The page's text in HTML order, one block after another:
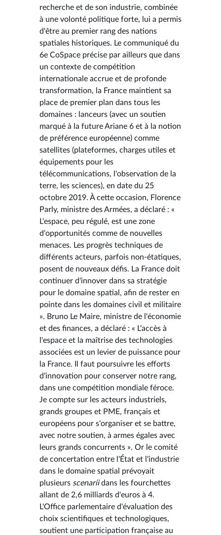
recherche et de son industrie, combinée
à une volonté politique forte, lui a permis
d'être au premier rang des nations
spatiales historiques. Le communiqué du
6e CoSpace précise par ailleurs que dans
un contexte de compétition
internationale accrue et de profonde
transformation, la France maintient sa
place de premier plan dans tous les
domaines : lanceurs (avec un soutien
marqué à la future Ariane 6 et à la notion
de préférence européenne) comme
satellites (plateformes, charges utiles et
équipements pour les
télécommunications, l'observation de la
terre, les sciences), en date du 25
octobre 2019. À cette occasion, Florence
Parly, ministre des Armées, a déclaré : «
L'espace, peu régulé, est une zone
d'opportunités comme de nouvelles
menaces. Les progrès techniques de
différents acteurs, parfois non-étatiques,
posent de nouveaux défis. La France doit
continuer d'innover dans sa stratégie
pour le domaine spatial, afin de rester en
pointe dans les domaines civil et militaire
». Bruno Le Maire, ministre de l'économie
et des finances, a déclaré : « L'accès à
l'espace et la maîtrise des technologies
associées est un levier de puissance pour
la France. Il faut poursuivre les efforts
d'innovation pour conserver notre rang,
dans une compétition mondiale féroce.
Je compte sur les acteurs industriels,
grands groupes et PME, français et
européens pour s'organiser et se battre,
avec notre soutien, à armes égales avec
leurs grands concurrents ». Or le comité
de concertation entre l'État et l'industrie
dans le domaine spatial prévoyait
plusieurs scenariidans les fourchettes
allant de 2,6 milliards d'euros à 4.
L'Office parlementaire d'évaluation des
choix scientifiques et technologiques,
soutient une participation française au